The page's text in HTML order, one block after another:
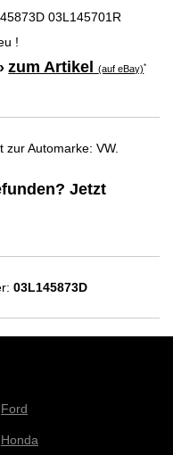
03L145701R
!
zum Artikel(auf eBay)*
zur Automarke: VW.
Jetzt
03L145873D
Ford
Honda